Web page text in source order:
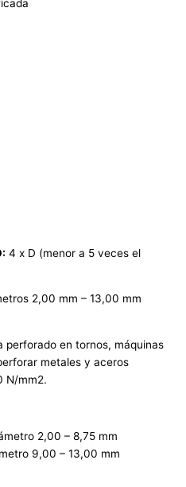
4 x D (menor a 5 veces el
2,00 mm – 13,00 mm
perforado en tornos, máquinas
metales y aceros
N/mm2.
2,00 – 8,75 mm
9,00 – 13,00 mm